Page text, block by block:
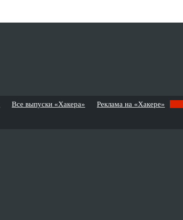
Все выпуски «Хакера» Реклама на «Хакере»